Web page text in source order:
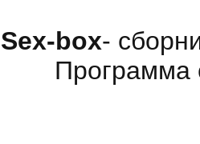
Sex-box-
Программа